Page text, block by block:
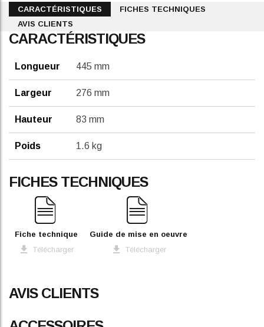
CARACTÉRISTIQUES
FICHES TECHNIQUES
AVIS CLIENTS
CARACTÉRISTIQUES
Longueur 445 mm
Largeur 276 mm
Hauteur 83 mm
Poids 1.6 kg
FICHES TECHNIQUES
Fiche technique
Télécharger
Guide de mise en oeuvre
Télécharger
AVIS CLIENTS